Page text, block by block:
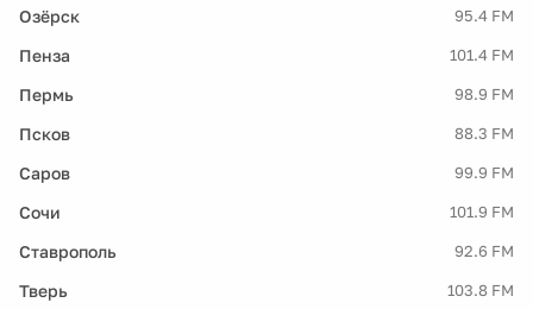
Озёрск 95.4 FM
Пенза 101.4 FM
Пермь 98.9 FM
Псков 88.3 FM
Саров 99.9 FM
Сочи 101.9 FM
Ставрополь 92.6 FM
Тверь 103.8 FM